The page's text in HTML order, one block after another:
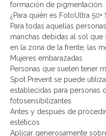
formación de pigmentación.
¿Para quién es FotoUltra 50+
Para todas aquellas
manchas debidas al sol
en la zona de la frente, las
Mujeres embarazadas
Personas que suelen tener
Spot Prevent se puede
establecidas para personas
fotosensibilizantes
Antes y después de
estéticos
Aplicar generosamente